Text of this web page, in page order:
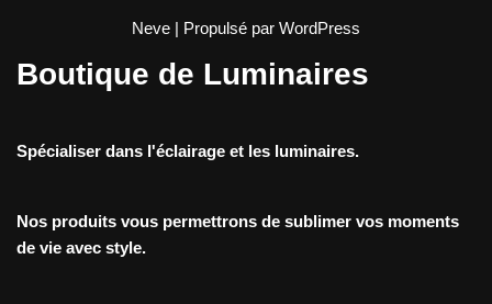
Neve | Propulsé par WordPress
Boutique de Luminaires
Spécialiser dans l'éclairage et les luminaires.
Nos produits vous permettrons de sublimer vos moments
de vie avec style.